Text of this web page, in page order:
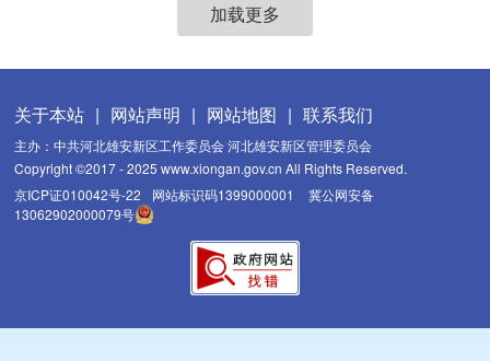
加载更多
关于本站 | 网站声明 | 网站地图 | 联系我们
主办：中共河北雄安新区工作委员会 河北雄安新区管理委员会
Copyright ©2017 - 2025 www.xiongan.gov.cn All Rights Reserved.
京ICP证010042号-22
网站标识码1399000001
冀公网安备
13062902000079号